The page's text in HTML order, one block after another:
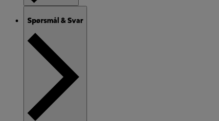
Spørsmål & Svar